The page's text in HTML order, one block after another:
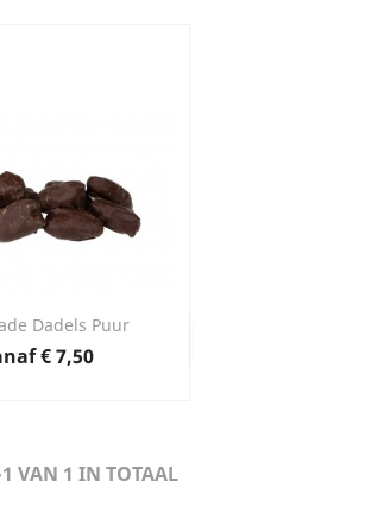
Dadels Puur
Prijs
€ 7,50
Snel bekijken
VAN 1 IN TOTAAL